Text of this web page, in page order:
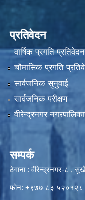
प्रतिवेदन
वार्षिक प्रगति प्रतिवेदन
चौमासिक प्रगति
सार्वजनिक सुनुवाई
सार्वजनिक परीक्षण
वीरेन्द्रनगर
सम्पर्क
ठेगाना : वीरेन्द्रनगर-८ ,
फोन: +९७७ ८३ ५२०१२८